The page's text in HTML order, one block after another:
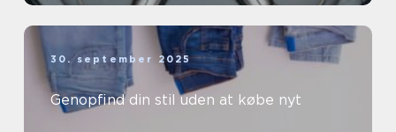
30. september 2025
Genopfind din stil uden at købe nyt